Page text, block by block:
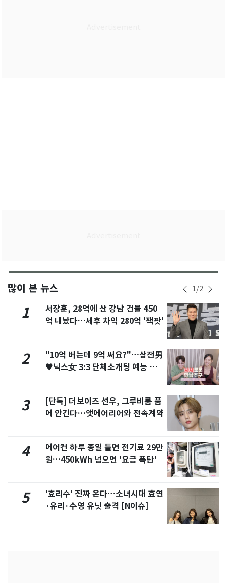
많이 본 뉴스 1/2
1
서장훈, 28억에 산 강남 건물 450
억 내놨다…세후 차익 280억 '잭팟'
2
"10억 버는데 9억 써요?"…삼전男
♥닉스女 3:3 단체소개팅 예능 화
3
[단독] 더보이즈 선우, 그루비룸 품
에 안긴다…앳에어리어와 전속계약
4
에어컨 하루 종일 틀면 전기료 29만
원…450kWh 넘으면 '요금 폭탄'
5
'효리수' 진짜 온다…소녀시대 효연
·유리·수영 유닛 출격 [N이슈]